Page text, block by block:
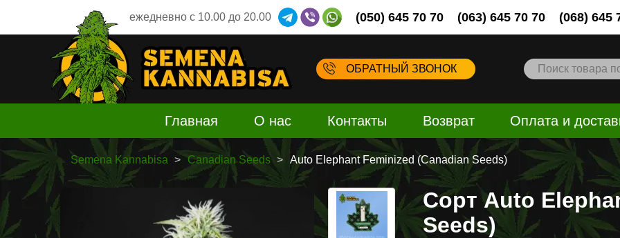
ежедневно c 10.00 до 20.00 (050) 645 70 70 (063) 645 70 70 (068) 645
ОБРАТНЫЙ ЗВОНОК
Главная О нас Контакты Возврат Оплата и
Semena Kannabisa Canadian Seeds Auto Elephant Feminized (Canadian Seeds)
Сорт Auto
Seeds)